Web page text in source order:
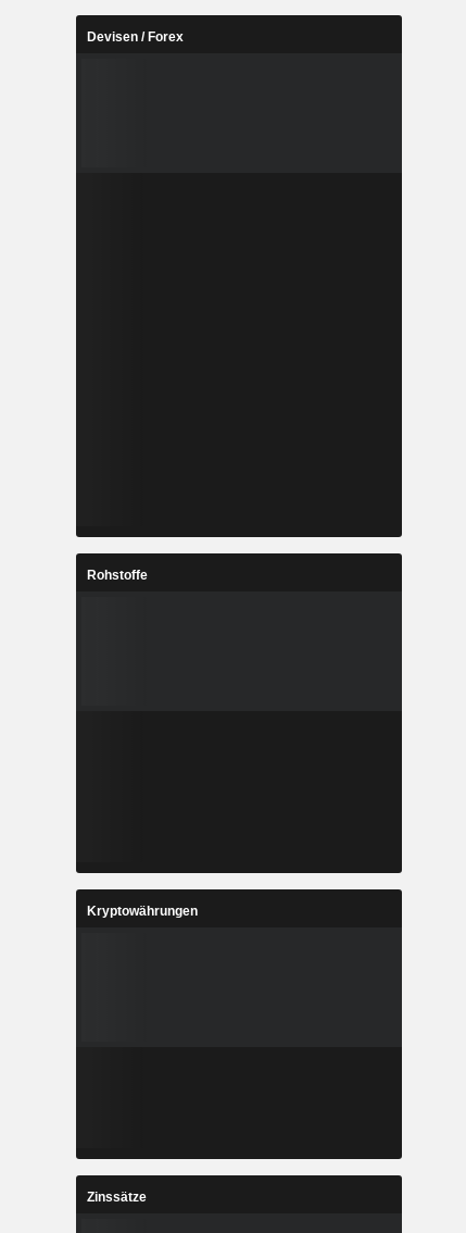
Devisen / Forex
Rohstoffe
Kryptowährungen
Zinssätze